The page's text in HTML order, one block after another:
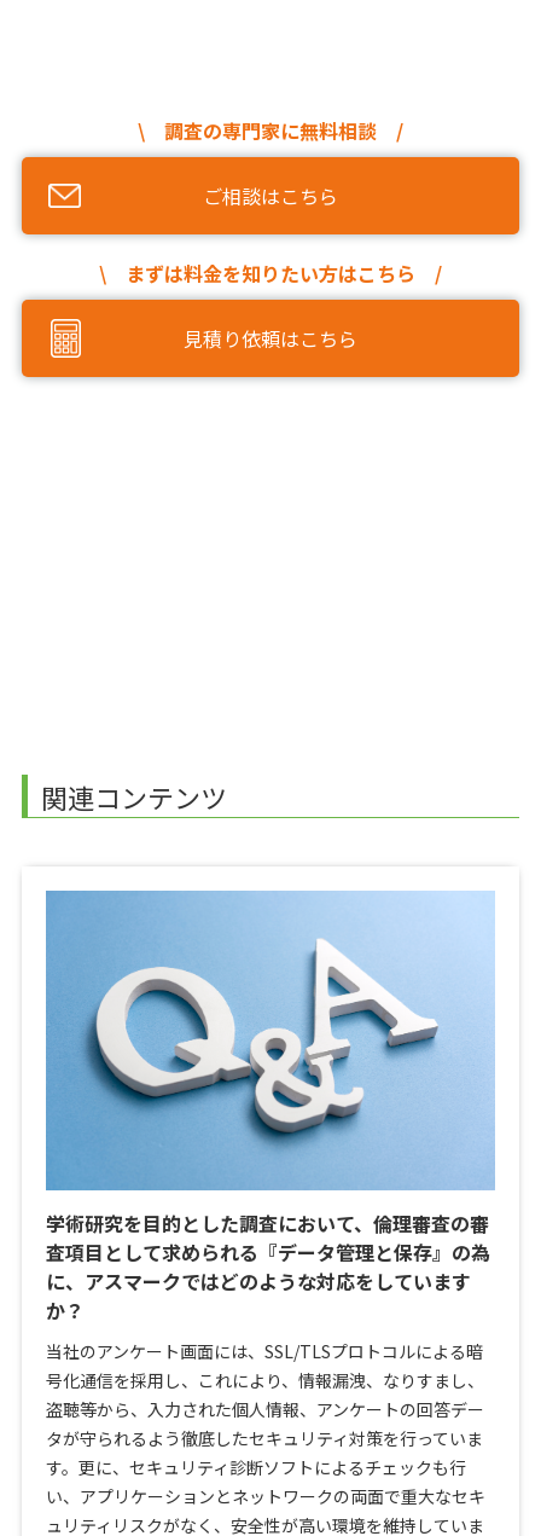
\ 調査の専門家に無料相談 /
ご相談はこちら
\ まずは料金を知りたい方はこちら /
見積り依頼はこちら
関連コンテンツ
学術研究を目的とした調査において、倫理審査の審
査項目として求められる『データ管理と保存』の為
に、アスマークではどのような対応をしています
か？
当社のアンケート画面には、SSL/TLSプロトコルによる暗
号化通信を採用し、これにより、情報漏洩、なりすまし、
盗聴等から、入力された個人情報、アンケートの回答デー
タが守られるよう徹底したセキュリティ対策を行っていま
す。更に、セキュリティ診断ソフトによるチェックも行
い、アプリケーションとネットワークの両面で重大なセキ
ュリティリスクがなく、安全性が高い環境を維持していま